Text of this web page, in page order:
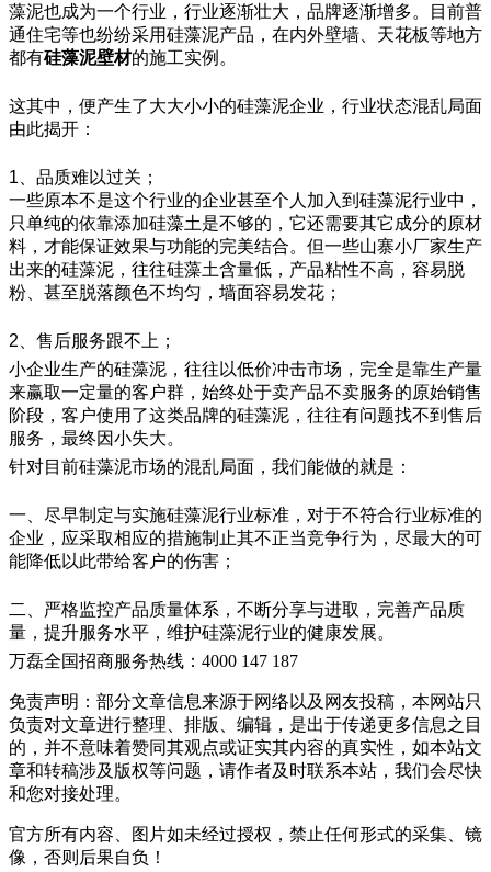
藻泥也成为一个行业，行业逐渐壮大，品牌逐渐增多。目前普
通住宅等也纷纷采用硅藻泥产品，在内外壁墙、天花板等地方
都有硅藻泥壁材的施工实例。
这其中，便产生了大大小小的硅藻泥企业，行业状态混乱局面
由此揭开：
1、品质难以过关；
一些原本不是这个行业的企业甚至个人加入到硅藻泥行业中，
只单纯的依靠添加硅藻土是不够的，它还需要其它成分的原材
料，才能保证效果与功能的完美结合。但一些山寨小厂家生产
出来的硅藻泥，往往硅藻土含量低，产品粘性不高，容易脱
粉、甚至脱落颜色不均匀，墙面容易发花；
2、售后服务跟不上；
小企业生产的硅藻泥，往往以低价冲击市场，完全是靠生产量
来赢取一定量的客户群，始终处于卖产品不卖服务的原始销售
阶段，客户使用了这类品牌的硅藻泥，往往有问题找不到售后
服务，最终因小失大。
针对目前硅藻泥市场的混乱局面，我们能做的就是：
一、尽早制定与实施硅藻泥行业标准，对于不符合行业标准的
企业，应采取相应的措施制止其不正当竞争行为，尽最大的可
能降低以此带给客户的伤害；
二、严格监控产品质量体系，不断分享与进取，完善产品质
量，提升服务水平，维护硅藻泥行业的健康发展。
万磊全国招商服务热线： 4000 147 187
免责声明：部分文章信息来源于网络以及网友投稿，本网站只
负责对文章进行整理、排版、编辑，是出于传递更多信息之目
的，并不意味着赞同其观点或证实其内容的真实性，如本站文
章和转稿涉及版权等问题，请作者及时联系本站，我们会尽快
和您对接处理。
官方所有内容、图片如未经过授权，禁止任何形式的采集、镜
像，否则后果自负！